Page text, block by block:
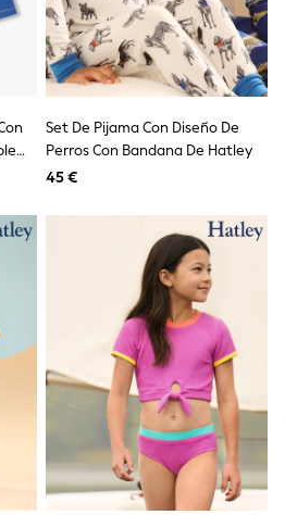
Set De Pijama Con Diseño De
Perros Con Bandana De Hatley
45 €